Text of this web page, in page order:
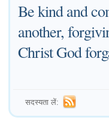
Be kind and
another,
Christ God
सदस्यता लें: